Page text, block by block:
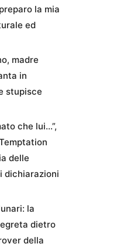
la mia
ed
madre
in
stupisce
che lui…”,
delle
dichiarazioni
la
dietro
della